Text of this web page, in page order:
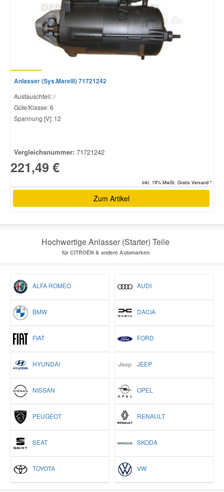
Anlasser (Sys.Marelli) 71721242
Austauschteil: /
Güte/Klasse: 6
Spannung [V]: 12
Vergleichsnummer: 71721242
221,49 €
inkl. 19% MwSt. Gratis Versand *
Zum Artikel
Hochwertige Anlasser (Starter) Teile
für CITROËN & andere Automarken
ALFA ROMEO AUDI
BMW DACIA
FIAT FORD
HYUNDAI JEEP
NISSAN OPEL
PEUGEOT RENAULT
SEAT SKODA
TOYOTA VW